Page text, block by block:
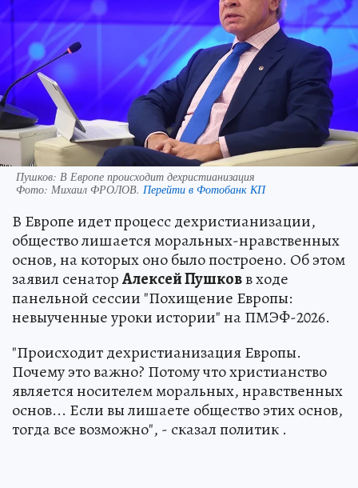
Пушков: В Европе происходит дехристианизация
Фото: Михаил ФРОЛОВ. Перейти в Фотобанк КП
В Европе идет процесс дехристианизации,
общество лишается моральных-нравственных
основ, на которых оно было построено. Об этом
заявил сенаторАлексей Пушковв ходе
панельной сессии "Похищение Европы:
невыученные уроки истории" на ПМЭФ-2026.
"Происходит дехристианизация Европы.
Почему это важно? Потому что христианство
является носителем моральных, нравственных
основ... Если вы лишаете общество этих основ,
тогда все возможно", - сказал политик .